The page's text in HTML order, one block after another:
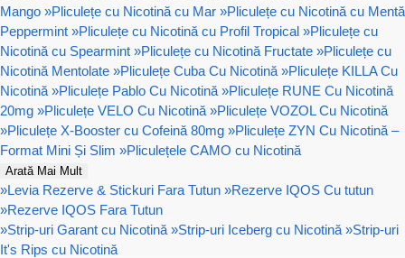
Mango »Pliculețe cu Nicotină cu Mar »Pliculețe cu Nicotină cu Mentă
Peppermint »Pliculețe cu Nicotină cu Profil Tropical »Pliculețe cu
Nicotină cu Spearmint »Pliculețe cu Nicotină Fructate »Pliculețe cu
Nicotină Mentolate »Pliculețe Cuba Cu Nicotină »Pliculețe KILLA Cu
Nicotină »Pliculețe Pablo Cu Nicotină »Pliculețe RUNE Cu Nicotină
20mg »Pliculețe VELO Cu Nicotină »Pliculețe VOZOL Cu Nicotină
»Pliculețe X-Booster cu Cofeină 80mg »Pliculețe ZYN Cu Nicotină –
Format Mini Și Slim »Pliculețele CAMO cu Nicotină
Arată Mai Mult
»Levia Rezerve & Stickuri Fara Tutun »Rezerve IQOS Cu tutun
»Rezerve IQOS Fara Tutun
»Strip-uri Garant cu Nicotină »Strip-uri Iceberg cu Nicotină »Strip-uri
It's Rips cu Nicotină